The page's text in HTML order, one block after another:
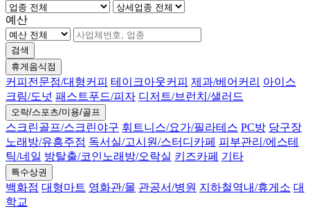
예산
검색
휴게음식점
커피전문점/대형커피 테이크아웃커피 제과/베어커리 아이스
크림/도넛 패스트푸드/피자 디저트/브런치/샐러드
오락/스포츠/미용/골프
스크린골프/스크린야구 휘트니스/요가/필라테스 PC방 당구장
노래방/유흥주점 독서실/고시원/스터디카페 피부관리/에스테
틱/네일 방탈출/코인노래방/오락실 키즈카페 기타
특수상권
백화점 대형마트 영화관/몰 관공서/병원 지하철역내/휴게소 대
학교